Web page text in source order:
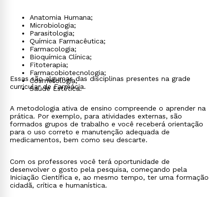
Anatomia Humana;
Microbiologia;
Parasitologia;
Química Farmacêutica;
Farmacologia;
Bioquímica Clínica;
Fitoterapia;
Farmacobiotecnologia;
Cosmetologia;
Saúde Estética.
Essas são algumas das disciplinas presentes na grade
curricular de Farmácia.
A metodologia ativa de ensino compreende o aprender na
prática. Por exemplo, para atividades externas, são
formados grupos de trabalho e você receberá orientação
para o uso correto e manutenção adequada de
medicamentos, bem como seu descarte.
Com os professores você terá oportunidade de
desenvolver o gosto pela pesquisa, começando pela
Iniciação Científica e, ao mesmo tempo, ter uma formação
cidadã, crítica e humanística.